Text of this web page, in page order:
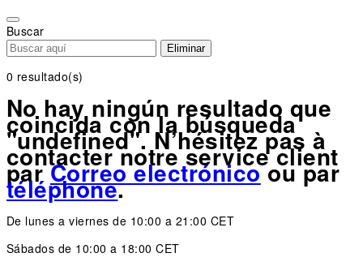
note:
This
website
includes
accessibility
system.
Buscar
Eliminar
0 resultado(s)
No hay ningún resultado que
coincida con la búsqueda
"undefined". N’hésitez pas à
contacter notre service client
parCorreo electrónicoou par
téléphone.
De lunes a viernes de 10:00 a 21:00 CET
Sábados de 10:00 a 18:00 CET